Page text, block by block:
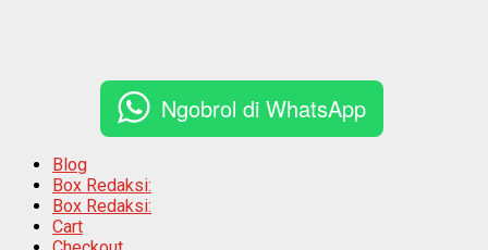
Ngobrol di WhatsApp
Blog
Box Redaksi:
Box Redaksi:
Cart